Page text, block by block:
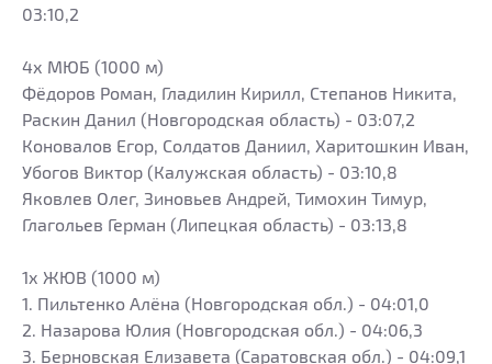
03:10,2
4х МЮБ (1000 м)
Фёдоров Роман, Гладилин Кирилл, Степанов Никита,
Раскин Данил (Новгородская область) - 03:07,2
Коновалов Егор, Солдатов Даниил, Харитошкин Иван,
Убогов Виктор (Калужская область) - 03:10,8
Яковлев Олег, Зиновьев Андрей, Тимохин Тимур,
Глагольев Герман (Липецкая область) - 03:13,8
1х ЖЮВ (1000 м)
1. Пильтенко Алёна (Новгородская обл.) - 04:01,0
2. Назарова Юлия (Новгородская обл.) - 04:06,3
3. Берновская Елизавета (Саратовская обл.) - 04:09,1